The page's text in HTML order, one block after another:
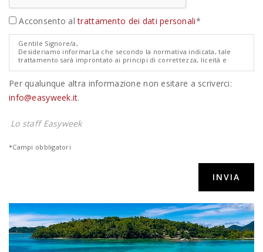
Acconsento altrattamento dei dati personali*
Gentile Signore/a,
Desideriamo informarLa che secondo la normativa indicata, tale
trattamento sarà improntato ai principi di correttezza, liceità e
relativo alla protezione dei dati personali ("GDPR"), pertanto, Le
forniamo le seguenti informazioni:
1. I dati da Lei forniti verranno trattati per le seguenti finalità:
3. Il conferimento dei dati è obbligatorio e l'eventuale rifiuto di
4. I dati non saranno comunicati ad altri soggetti, né saranno oggetto
Per qualunque altra informazione non esitare a scriverci:
info@easyweek.it.
Lo staff Easyweek
*Campi obbligatori